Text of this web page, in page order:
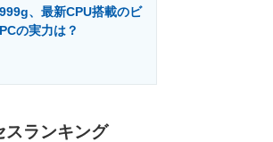
、最新CPU搭載のビ
の実力は？
スランキング